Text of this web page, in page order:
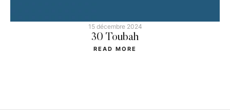
15 décembre 2024
30 Toubah
READ MORE